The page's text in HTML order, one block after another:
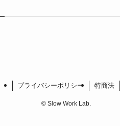
プライバシーポリシー 特商法
©Slow Work Lab.